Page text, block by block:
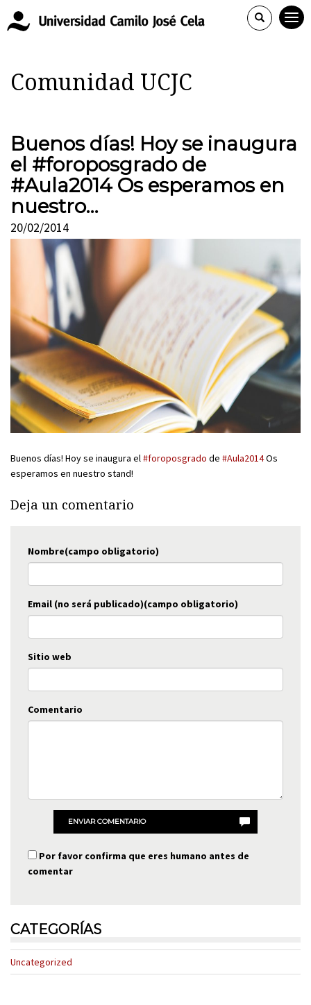
Comunidad UCJC
Buenos días! Hoy se inaugura
el #foroposgrado de
#Aula2014 Os esperamos en
nuestro…
20/02/2014
Buenos días! Hoy se inaugura el#foroposgrado de #Aula2014Os
esperamos en nuestro stand!
Deja un comentario
Nombre(campo obligatorio)
Email (no será publicado)(campo obligatorio)
Sitio web
Comentario
ENVIAR COMENTARIO
Por favor confirma que eres humano antes de
comentar
CATEGORÍAS
Uncategorized